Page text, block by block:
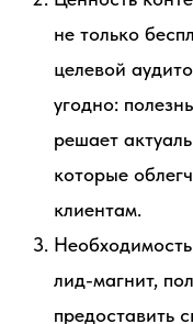
не только
целевой
угодно:
решает
которые
клиентам.
лид-магнит,
предоставить